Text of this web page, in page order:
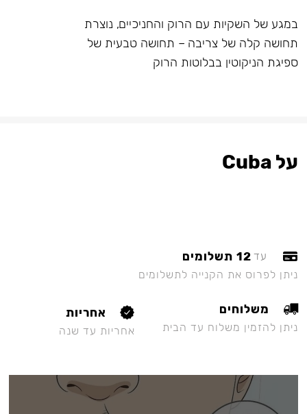
במגע של השקיות עם הרוק והחניכיים, נוצרת
תחושה קלה של צריבה – תחושה טבעית של
ספיגת הניקוטין בבלוטות הרוק
על Cuba
עד 12 תשלומים
ניתן לפרוס את הקנייה לתשלומים
משלוחים
ניתן להזמין משלוח עד הבית
אחריות
אחריות עד שנה